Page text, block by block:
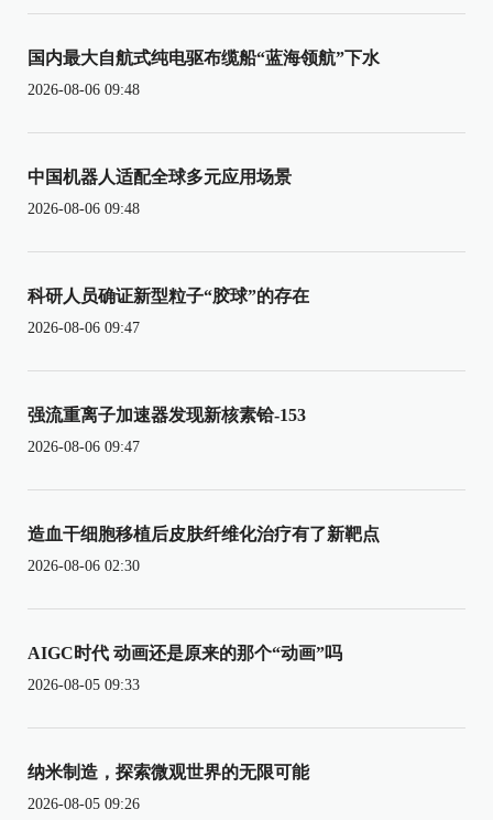
国内最大自航式纯电驱布缆船“蓝海领航”下水
2026-08-06 09:48
中国机器人适配全球多元应用场景
2026-08-06 09:48
科研人员确证新型粒子“胶球”的存在
2026-08-06 09:47
强流重离子加速器发现新核素铪-153
2026-08-06 09:47
造血干细胞移植后皮肤纤维化治疗有了新靶点
2026-08-06 02:30
AIGC时代 动画还是原来的那个“动画”吗
2026-08-05 09:33
纳米制造，探索微观世界的无限可能
2026-08-05 09:26